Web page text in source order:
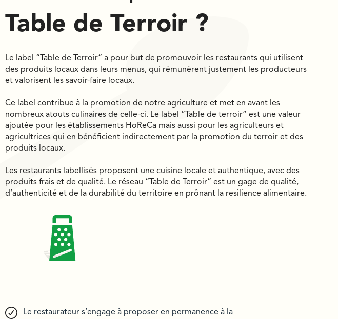
Table de Terroir ?
Le label “Table de Terroir” a pour but de promouvoir les restaurants qui utilisent
des produits locaux dans leurs menus, qui rémunèrent justement les producteurs
et valorisent les savoir-faire locaux.
Ce label contribue à la promotion de notre agriculture et met en avant les
nombreux atouts culinaires de celle-ci. Le label “Table de terroir” est une valeur
ajoutée pour les établissements HoReCa mais aussi pour les agriculteurs et
agricultrices qui en bénéficient indirectement par la promotion du terroir et des
produits locaux.
Les restaurants labellisés proposent une cuisine locale et authentique, avec des
produits frais et de qualité. Le réseau “Table de Terroir” est un gage de qualité,
d’authenticité et de la durabilité du territoire en prônant la resilience alimentaire.
Le restaurateur s’engage à proposer en permanence à la